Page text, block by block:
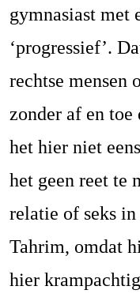
gymnasiast met
‘progressief’.
rechtse mensen
zonder af en toe
het hier niet
het geen reet te
relatie of seks
Tahrim, omdat
hier